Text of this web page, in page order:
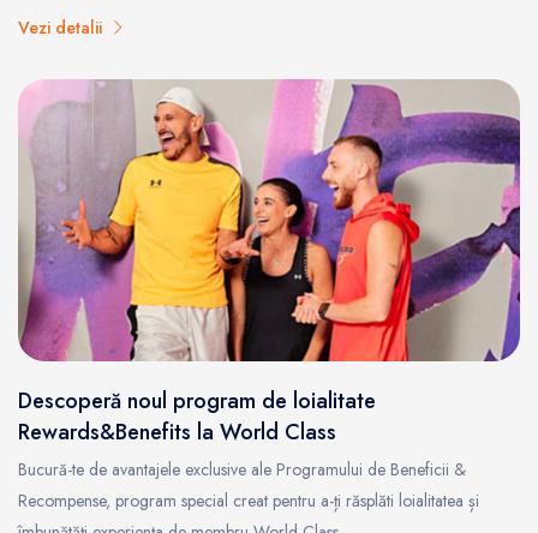
Vezi detalii
Descoperă noul program de loialitate
Rewards&Benefits la World Class
Bucură-te de avantajele exclusive ale Programului de Beneficii &
Recompense, program special creat pentru a-ți răsplăti loialitatea și